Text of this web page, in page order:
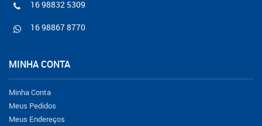
16 98832 5309
16 98867 8770
MINHA CONTA
Minha Conta
Meus Pedidos
Meus Endereços